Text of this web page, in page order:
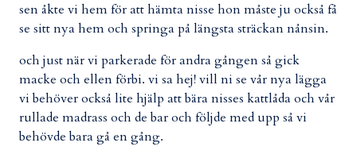
sen åkte vi hem för att hämta nisse hon måste ju också få
se sitt nya hem och springa på längsta sträckan nånsin.
och just när vi parkerade för andra gången så gick
macke och ellen förbi. vi sa hej! vill ni se vår nya lägga
vi behöver också lite hjälp att bära nisses kattlåda och vår
rullade madrass och de bar och följde med upp så vi
behövde bara gå en gång.